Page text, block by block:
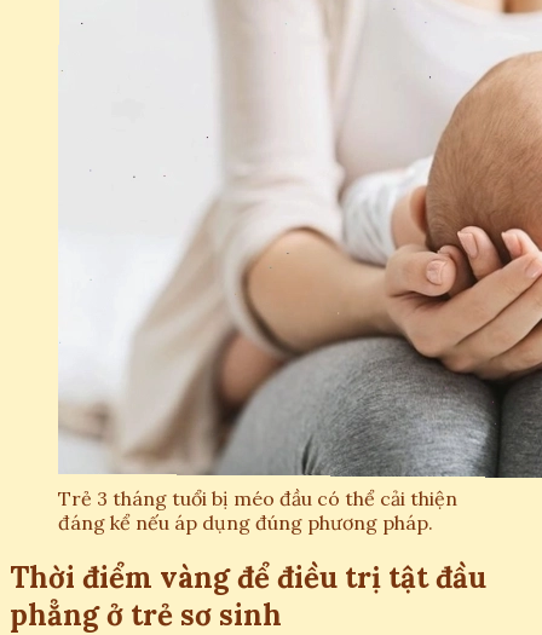
Trẻ 3 tháng tuổi bị méo đầu có thể cải thiện
đáng kể nếu áp dụng đúng phương pháp.
Thời điểm vàng để điều trị tật đầu
phẳng ở trẻ sơ sinh